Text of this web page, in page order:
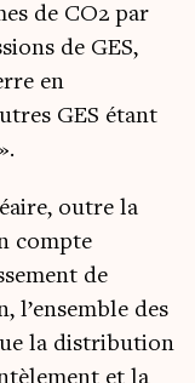
de CO2 par
de GES,
en
GES étant
outre la
compte
de
l’ensemble des
la dis­tri­bu­tion